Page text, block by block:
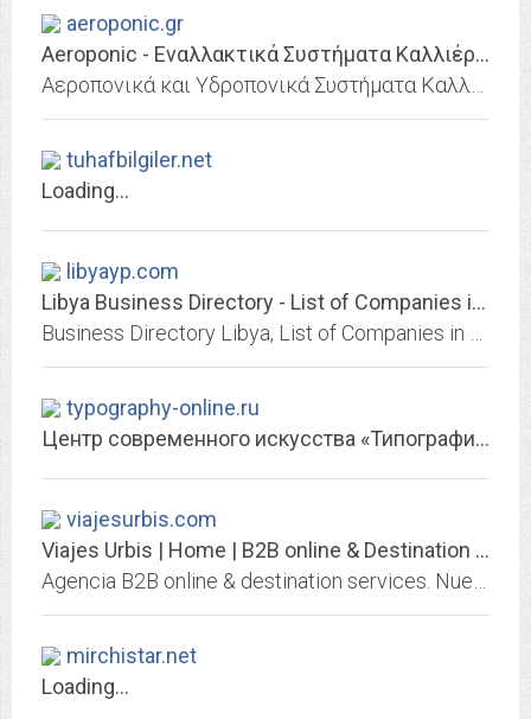
aeroponic.gr
Aeroponic - Εναλλακτικά Συστήματα Καλλιέργειας, Αεροπονία | Υδροπονία
tuhafbilgiler.net
Loading...
libyayp.com
Libya Business Directory - List of Companies in Libya
typography-online.ru
Центр современного искусства «Типография» — Культурно-образовательный центр
viajesurbis.com
Viajes Urbis | Home | B2B online & Destination services
mirchistar.net
Loading...